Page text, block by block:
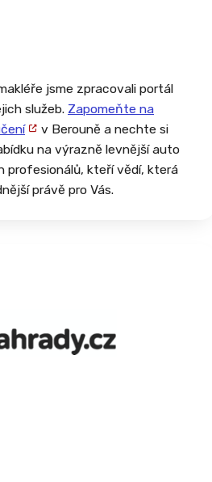
jsme zpracovali portál
služeb. Zapomeňte na
v Berouně a nechte si
výrazně levnější auto
profesionálů, kteří vědí, která
právě pro Vás.